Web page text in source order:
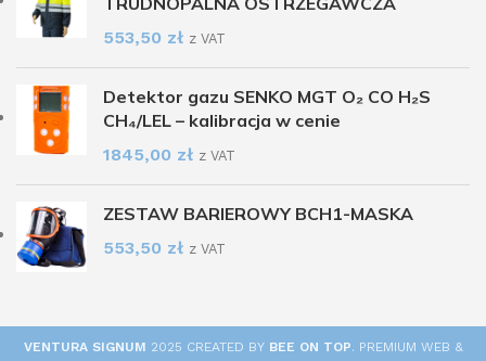
553,50 zł z VAT
Detektor gazu SENKO MGT O₂ CO H₂S
CH₄/LEL – kalibracja w cenie
1845,00 zł z VAT
ZESTAW BARIEROWY BCH1-MASKA
553,50 zł z VAT
VENTURA SIGNUM 2025 CREATED BY BEE ON TOP. PREMIUM WEB &